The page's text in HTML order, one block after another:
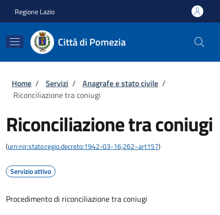
Regione Lazio
Città di Pomezia
Briciole di pane
Home / Servizi / Anagrafe e stato civile /
Riconciliazione tra coniugi
Riconciliazione tra coniugi
(urn:nir:stato:regio.decreto:1942-03-16;262~art157)
Servizio attivo
Procedimento di riconciliazione tra coniugi